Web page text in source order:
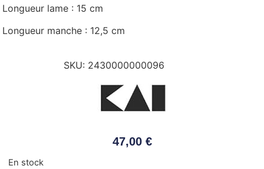
Longueur lame : 15 cm
Longueur manche : 12,5 cm
SKU: 2430000000096
47,00 €
En stock